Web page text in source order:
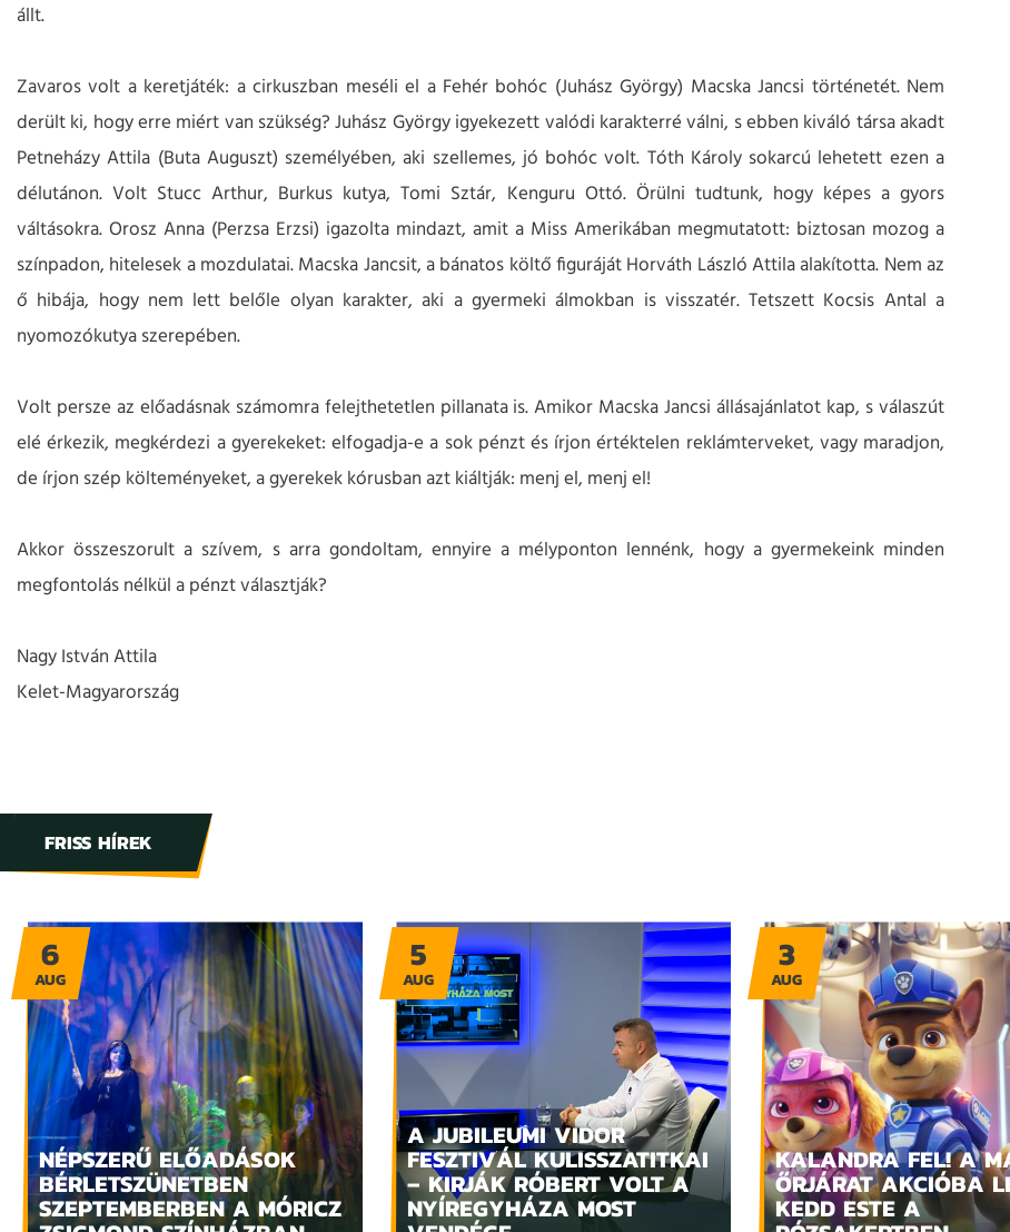
állt.
Zavaros volt a keretjáték: a cirkuszban meséli el a Fehér bohóc (Juhász György) Macska Jancsi történetét. Nem
derült ki, hogy erre miért van szükség? Juhász György igyekezett valódi karakterré válni, s ebben kiváló társa akadt
Petneházy Attila (Buta Auguszt) személyében, aki szellemes, jó bohóc volt. Tóth Károly sokarcú lehetett ezen a
délutánon. Volt Stucc Arthur, Burkus kutya, Tomi Sztár, Kenguru Ottó. Örülni tudtunk, hogy képes a gyors
váltásokra. Orosz Anna (Perzsa Erzsi) igazolta mindazt, amit a Miss Amerikában megmutatott: biztosan mozog a
színpadon, hitelesek a mozdulatai. Macska Jancsit, a bánatos költő figuráját Horváth László Attila alakította. Nem az
ő hibája, hogy nem lett belőle olyan karakter, aki a gyermeki álmokban is visszatér. Tetszett Kocsis Antal a
nyomozókutya szerepében.
Volt persze az előadásnak számomra felejthetetlen pillanata is. Amikor Macska Jancsi állásajánlatot kap, s válaszút
elé érkezik, megkérdezi a gyerekeket: elfogadja-e a sok pénzt és írjon értéktelen reklámterveket, vagy maradjon,
de írjon szép költeményeket, a gyerekek kórusban azt kiáltják: menj el, menj el!
Akkor összeszorult a szívem, s arra gondoltam, ennyire a mélyponton lennénk, hogy a gyermekeink minden
megfontolás nélkül a pénzt választják?
Nagy István Attila
Kelet-Magyarország
FRISS HÍREK
NÉPSZERŰ ELŐADÁSOK
BÉRLETSZÜNETBEN
SZEPTEMBERBEN A MÓRICZ
6
AUG
A JUBILEUMI VIDOR
FESZTIVÁL KULISSZATITKAI
– KIRJÁK RÓBERT VOLT A
NYÍREGYHÁZA MOST
5
AUG
KALANDRA FEL! A
ŐRJÁRAT AKCIÓBA
KEDD ESTE A
3
AUG